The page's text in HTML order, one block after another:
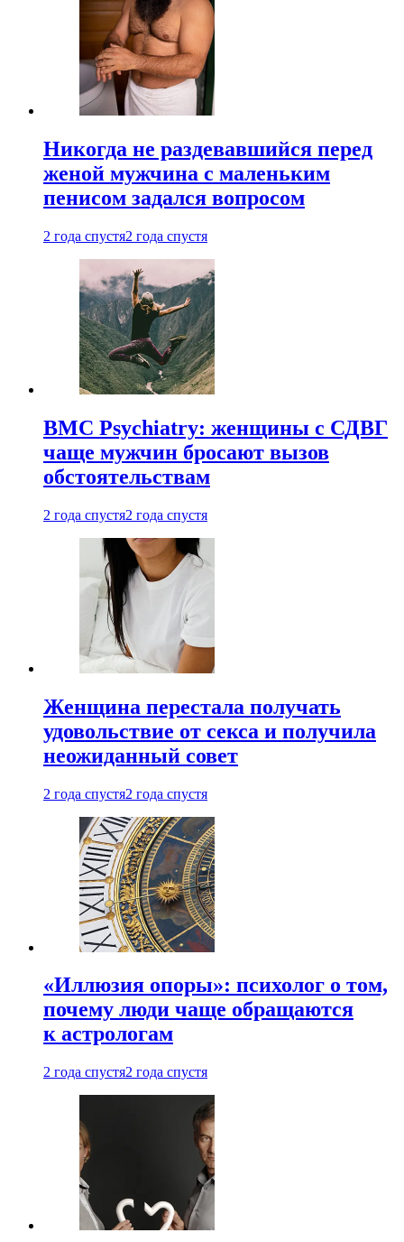
Никогда не раздевавшийся перед
женой мужчина с маленьким
пенисом задался вопросом
2 года спустя2 года спустя
BMC Psychiatry: женщины с СДВГ
чаще мужчин бросают вызов
обстоятельствам
2 года спустя2 года спустя
Женщина перестала получать
удовольствие от секса и получила
неожиданный совет
2 года спустя2 года спустя
«Иллюзия опоры»: психолог о том,
почему люди чаще обращаются
к астрологам
2 года спустя2 года спустя